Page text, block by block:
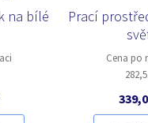
na bílé
Prací
Cena po